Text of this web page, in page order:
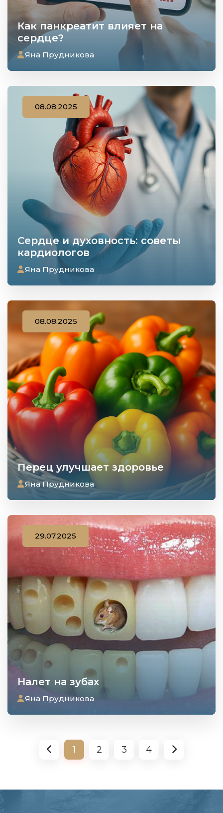
Как панкреатит влияет на
сердце?
Яна Прудникова
Сердце и духовность: советы
кардиологов
08.08.2025
Яна Прудникова
Перец улучшает здоровье
08.08.2025
Яна Прудникова
Налет на зубах
29.07.2025
Яна Прудникова
1 2 3 4